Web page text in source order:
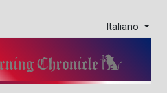
Italiano